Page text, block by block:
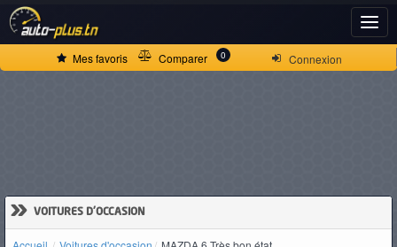
Connexion
Mes favoris Comparer 0
» VOITURES D'OCCASION
ACCUEIL